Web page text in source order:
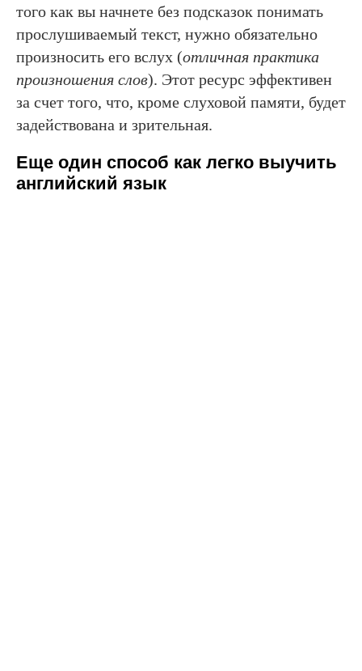
того как вы начнете без подсказок понимать
прослушиваемый текст, нужно обязательно
произносить его вслух (отличная практика
произношения слов). Этот ресурс эффективен
за счет того, что, кроме слуховой памяти, будет
задействована и зрительная.
Еще один способ как легко выучить
английский язык